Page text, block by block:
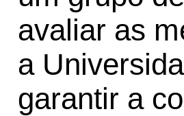
avaliar as
a
garantir a